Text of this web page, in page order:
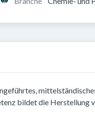
bildet die Herstellung